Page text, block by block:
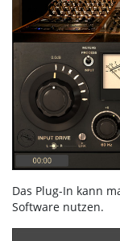
Das Plug-In kann
Software nutzen.